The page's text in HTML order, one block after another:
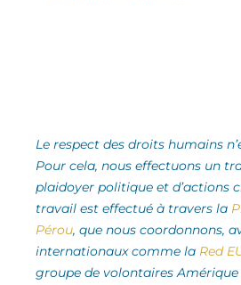
Le respect des droits humains
Pour cela, nous effectuons un
plaidoyer politique et d’actions
travail est effectué à travers la
Pérou, que nous coordonnons,
internationaux comme la Red
groupe de volontaires Amérique